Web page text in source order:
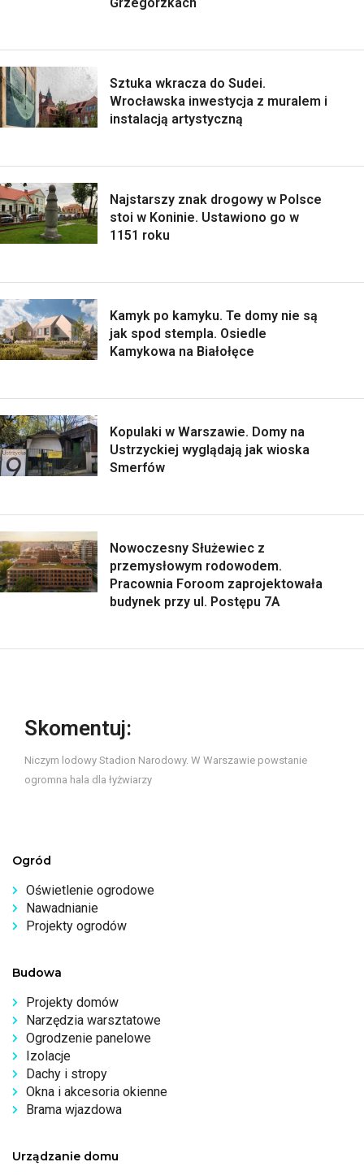
Sztuka wkracza do Sudei.
Wrocławska inwestycja z muralem i
instalacją artystyczną
Najstarszy znak drogowy w Polsce
stoi w Koninie. Ustawiono go w
1151 roku
Kamyk po kamyku. Te domy nie są
jak spod stempla. Osiedle
Kamykowa na Białołęce
Kopulaki w Warszawie. Domy na
Ustrzyckiej wyglądają jak wioska
Smerfów
Nowoczesny Służewiec z
przemysłowym rodowodem.
Pracownia Foroom zaprojektowała
budynek przy ul. Postępu 7A
Skomentuj:
Niczym lodowy Stadion Narodowy. W Warszawie powstanie
ogromna hala dla łyżwiarzy
Ogród
Oświetlenie ogrodowe
Nawadnianie
Projekty ogrodów
Budowa
Projekty domów
Narzędzia warsztatowe
Ogrodzenie panelowe
Izolacje
Dachy i stropy
Okna i akcesoria okienne
Brama wjazdowa
Urządzanie domu